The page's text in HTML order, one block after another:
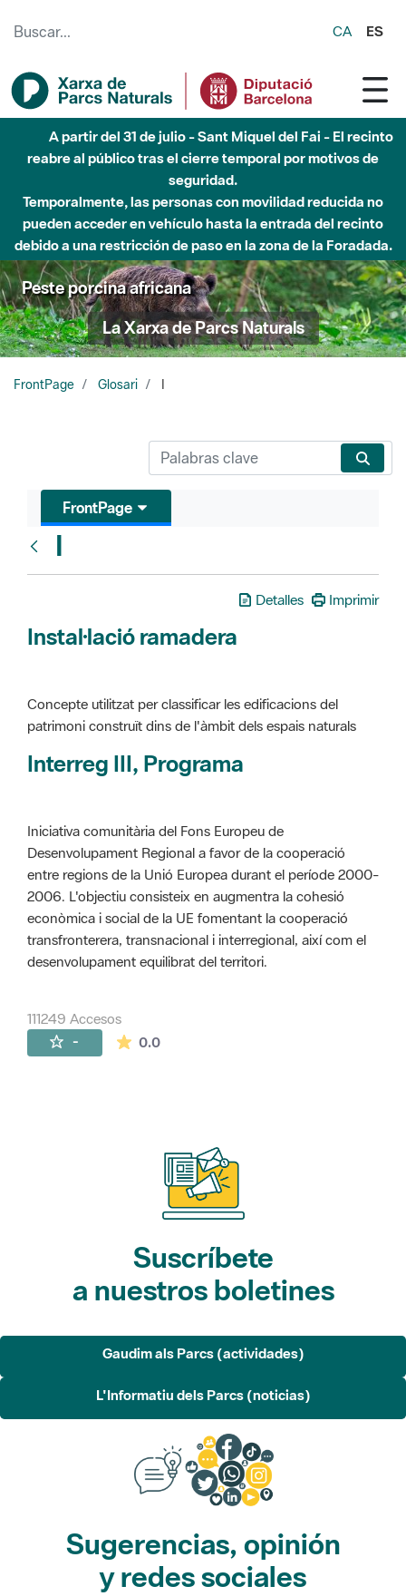
CA ES
A partir del 31 de julio - Sant Miquel del Fai - El recinto
reabre al público tras el cierre temporal por motivos de
seguridad.
Temporalmente, las personas con movilidad reducida no
pueden acceder en vehículo hasta la entrada del recinto
debido a una restricción de paso en la zona de la Foradada.
Peste porcina africana
La Xarxa de Parcs Naturals
FrontPage Glosari
FrontPage
I
Detalles Imprimir
Instal·lació ramadera
Concepte utilitzat per classificar les edificacions del
patrimoni construït dins de l'àmbit dels espais naturals
Interreg III, Programa
Iniciativa comunitària del Fons Europeu de
Desenvolupament Regional a favor de la cooperació
entre regions de la Unió Europea durant el període 2000-
2006. L'objectiu consisteix en augmentra la cohesió
econòmica i social de la UE fomentant la cooperació
transfronterera, transnacional i interregional, així com el
desenvolupament equilibrat del territori.
111249 Accesos
- 0.0La valoración media es de 0 estrellas de
Suscríbete
a nuestros boletines
Gaudim als Parcs (actividades)
L'Informatiu dels Parcs (noticias)
Sugerencias, opinión
y redes sociales